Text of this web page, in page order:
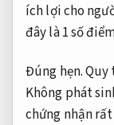
ích lợi cho
đây là 1 số
Đúng hẹn.Quy
Không phát
chứng nhận